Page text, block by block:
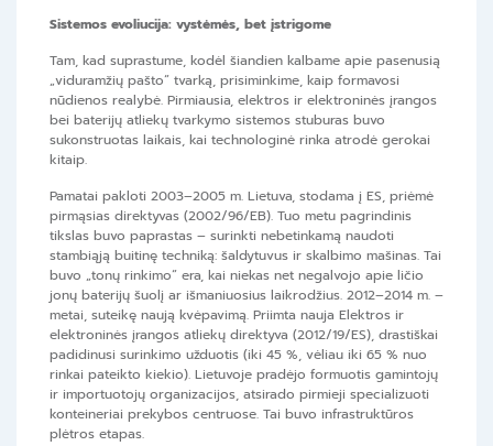
Sistemos evoliucija: vystėmės, bet įstrigome
Tam, kad suprastume, kodėl šiandien kalbame apie pasenusią
„viduramžių pašto“ tvarką, prisiminkime, kaip formavosi
nūdienos realybė. Pirmiausia, elektros ir elektroninės įrangos
bei baterijų atliekų tvarkymo sistemos stuburas buvo
sukonstruotas laikais, kai technologinė rinka atrodė gerokai
kitaip.
Pamatai pakloti 2003–2005 m. Lietuva, stodama į ES, priėmė
pirmąsias direktyvas (2002/96/EB). Tuo metu pagrindinis
tikslas buvo paprastas – surinkti nebetinkamą naudoti
stambiąją buitinę techniką: šaldytuvus ir skalbimo mašinas. Tai
buvo „tonų rinkimo“ era, kai niekas net negalvojo apie ličio
jonų baterijų šuolį ar išmaniuosius laikrodžius. 2012–2014 m. –
metai, suteikę naują kvėpavimą. Priimta nauja Elektros ir
elektroninės įrangos atliekų direktyva (2012/19/ES), drastiškai
padidinusi surinkimo užduotis (iki 45 %, vėliau iki 65 % nuo
rinkai pateikto kiekio). Lietuvoje pradėjo formuotis gamintojų
ir importuotojų organizacijos, atsirado pirmieji specializuoti
konteineriai prekybos centruose. Tai buvo infrastruktūros
plėtros etapas.